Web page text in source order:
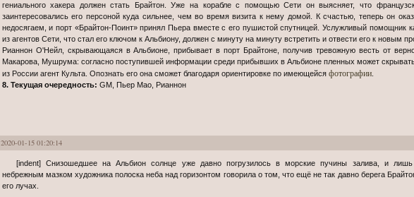
гениального хакера должен стать Брайтон. Уже на корабле с помощью Сети он выясняет, что
заинтересовались его персоной куда сильнее, чем во время визита к нему домой. К счастью, теперь он
недосягаем, и порт «Брайтон-Поинт» принял Пьера вместе с его пушистой спутницей. Услужливый помощник
из агентов Сети, что стал его ключом к Альбиону, должен с минуту на минуту встретить и отвести его к новым
Рианнон О'Нейл, скрывающаяся в Альбионе, прибывает в порт Брайтоне, получив тревожную весть от
Макарова, Мушрума: согласно поступившей информации среди прибывших в Альбионе пленных может
из России агент Культа. Опознать его она сможет благодаря ориентировке по имеющейся фотографии.
8. Текущая очередность: GM, Пьер Мао, Рианнон
2020-01-15 01:20:14
[indent] Снизошедшее на Альбион солнце уже давно погрузилось в морские пучины залива, и лишь розовеющая
небрежным мазком художника полоска неба над горизонтом говорила о том, что ещё не так давно берега
его лучах.